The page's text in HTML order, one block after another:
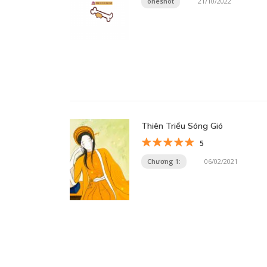
Thiên Triều Sóng Gió
5
Chương 1: 06/02/2021